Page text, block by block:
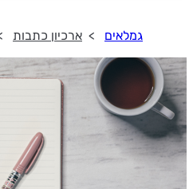
גמלאים ארכיון כתבות